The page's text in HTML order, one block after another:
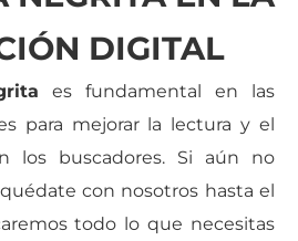
DIGITAL
es fundamental en las
para mejorar la lectura y el
los buscadores. Si aún no
con nosotros hasta el
todo lo que necesitas